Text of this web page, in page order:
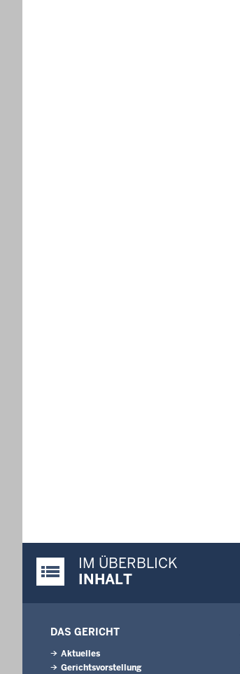
Justiz-Portal im Überblick:
IM ÜBERBLICK
INHALT
DAS GERICHT
Aktuelles
Gerichtsvorstellung